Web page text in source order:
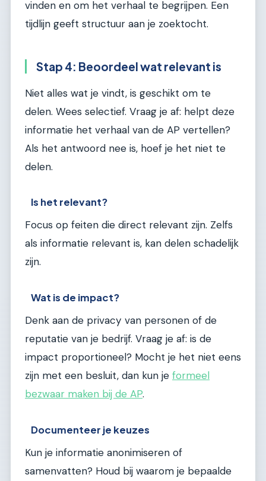
vinden en om het verhaal te begrijpen. Een
tijdlijn geeft structuur aan je zoektocht.
Stap 4: Beoordeel wat relevant is
Niet alles wat je vindt, is geschikt om te
delen. Wees selectief. Vraag je af: helpt deze
informatie het verhaal van de AP vertellen?
Als het antwoord nee is, hoef je het niet te
delen.
Is het relevant?
Focus op feiten die direct relevant zijn. Zelfs
als informatie relevant is, kan delen schadelijk
zijn.
Wat is de impact?
Denk aan de privacy van personen of de
reputatie van je bedrijf. Vraag je af: is de
impact proportioneel? Mocht je het niet eens
zijn met een besluit, dan kun je formeel
bezwaar maken bij de AP.
Documenteer je keuzes
Kun je informatie anonimiseren of
samenvatten? Houd bij waarom je bepaalde